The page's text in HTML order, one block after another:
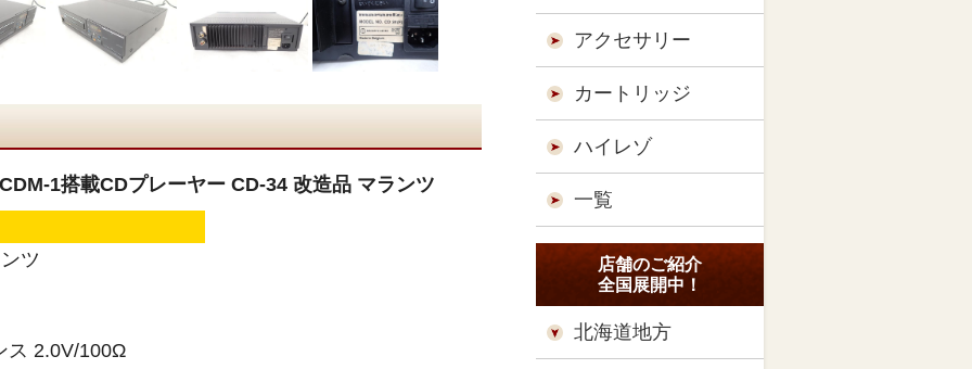
1搭載CDプレーヤー CD-34 改造品 マランツ
ツ
ス 2.0V/100Ω
アクセサリー
カートリッジ
ハイレゾ
一覧
店舗のご紹介
全国展開中！
北海道地方